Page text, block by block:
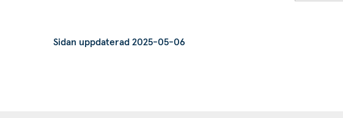
Sidan uppdaterad 2025-05-06